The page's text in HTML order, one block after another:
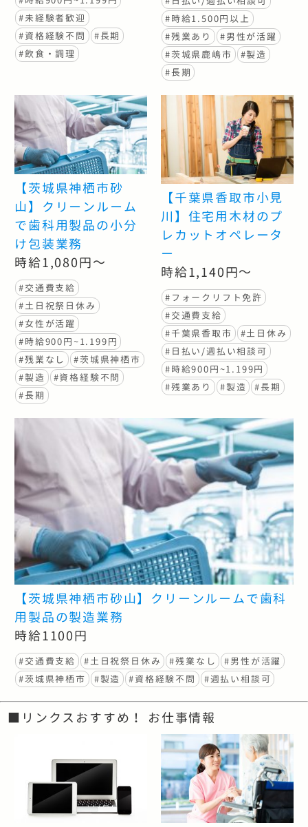
#未経験者歓迎
#資格経験不問
#長期
#飲食・調理
#時給1.500円以上
#残業あり
#男性が活躍
#茨城県鹿嶋市
#製造
#長期
【茨城県神栖市砂
山】クリーンルーム
で歯科用製品の小分
け包装業務
時給1,080円～
#交通費支給
#土日祝祭日休み
#女性が活躍
#時給900円~1.199円
#残業なし
#茨城県神栖市
#製造
#資格経験不問
#長期
【千葉県香取市小見
川】住宅用木材のプ
レカットオペレータ
ー
時給1,140円～
#フォークリフト免許
#交通費支給
#千葉県香取市
#土日休み
#日払い/週払い相談可
#時給900円~1.199円
#残業あり
#製造 #長期
【茨城県神栖市砂山】クリーンルームで歯科
用製品の製造業務
時給1100円
#交通費支給 #土日祝祭日休み #残業なし
#男性が活躍
#茨城県神栖市
#製造 #資格経験不問 #週払い相談可
■リンクスおすすめ！ お仕事情報